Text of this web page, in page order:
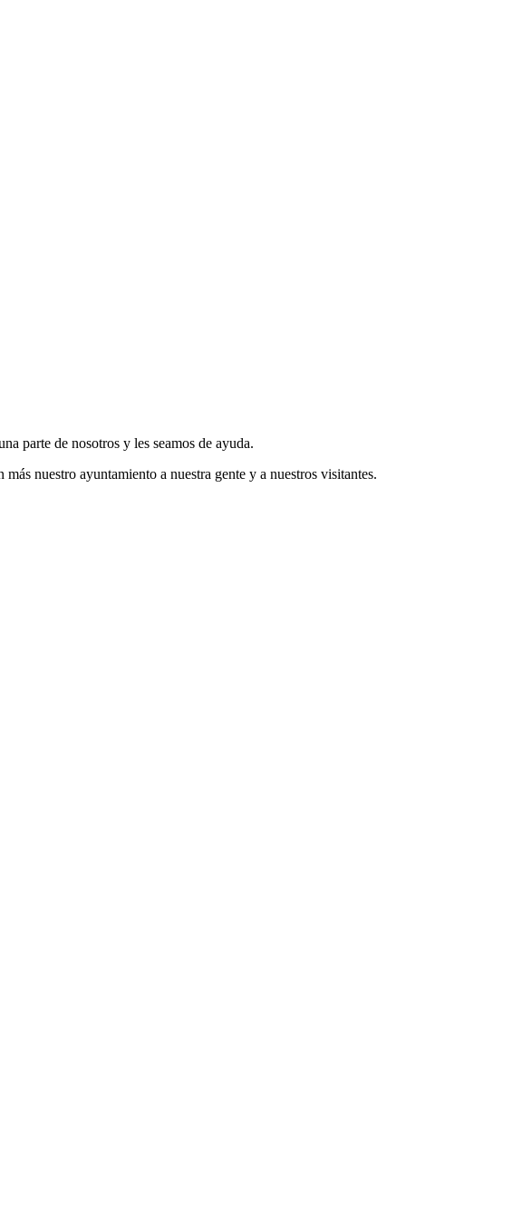
parte de nosotros y les seamos de ayuda.
nuestro ayuntamiento a nuestra gente y a nuestros visitantes.